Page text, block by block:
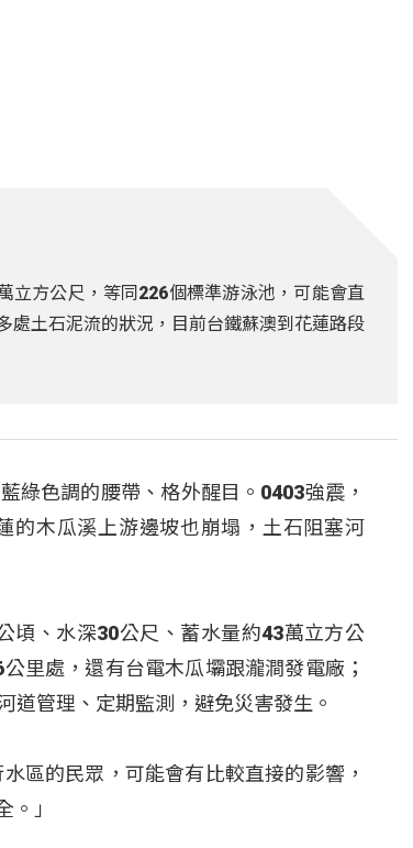
立方公尺，等同226個標準游泳池，可能會直
處土石泥流的狀況，目前台鐵蘇澳到花蓮路段
綠色調的腰帶、格外醒目。0403強震，
的木瓜溪上游邊坡也崩塌，土石阻塞河
頃、水深30公尺、蓄水量約43萬立方公
里處，還有台電木瓜壩跟瀧澗發電廠；
道管理、定期監測，避免災害發生。
區的民眾，可能會有比較直接的影響，
」